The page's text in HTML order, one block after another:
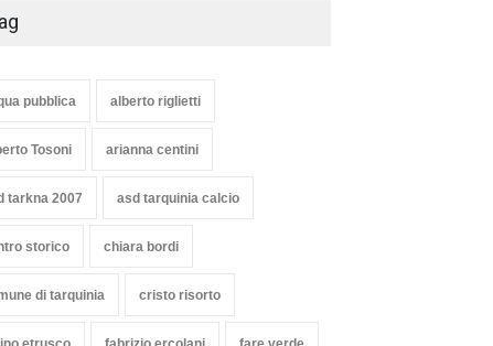
pubblica alberto riglietti
Tosoni arianna centini
tarkna 2007 asd tarquinia calcio
storico chiara bordi
di tarquinia cristo risorto